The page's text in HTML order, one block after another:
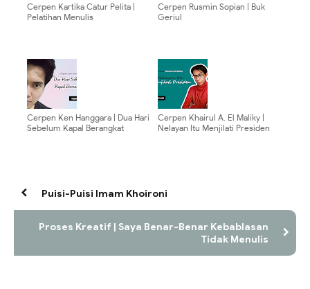
Cerpen Kartika Catur Pelita |
Pelatihan Menulis
Cerpen Rusmin Sopian | Buk
Geriul
Cerpen Ken Hanggara | Dua Hari
Sebelum Kapal Berangkat
Cerpen Khairul A. El Maliky |
Nelayan Itu Menjilati Presiden
Puisi-Puisi Imam Khoironi
Proses Kreatif | Saya Benar-Benar Kebablasan
Tidak Menulis